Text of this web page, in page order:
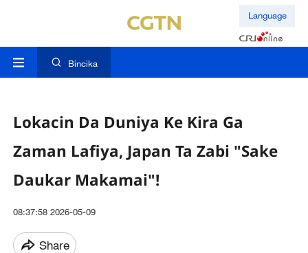
Language
Bincika
Lokacin Da Duniya Ke Kira Ga
Zaman Lafiya, Japan Ta Zabi "Sake
Daukar Makamai"!
08:37:58 2026-05-09
Share